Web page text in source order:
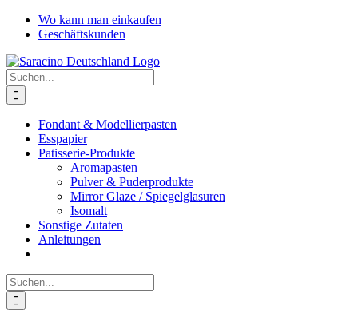
Zum
Inhalt
Facebook
YouTube
Instagram
PinterestWo kann man einkaufen
Geschäftskunden
Suche
nach:
Fondant & Modellierpasten
Esspapier
Patisserie-Produkte
Aromapasten
Pulver & Puderprodukte
Mirror Glaze / Spiegelglasuren
Isomalt
Sonstige Zutaten
Anleitungen
Suche
nach: